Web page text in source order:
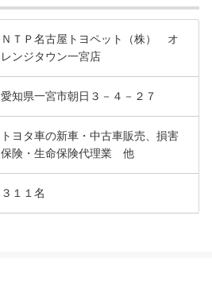
ＮＴＰ名古屋トヨペット（株） オ
レンジタウン一宮店
愛知県一宮市朝日３－４－２７
トヨタ車の新車・中古車販売、損害
保険・生命保険代理業 他
３１１名